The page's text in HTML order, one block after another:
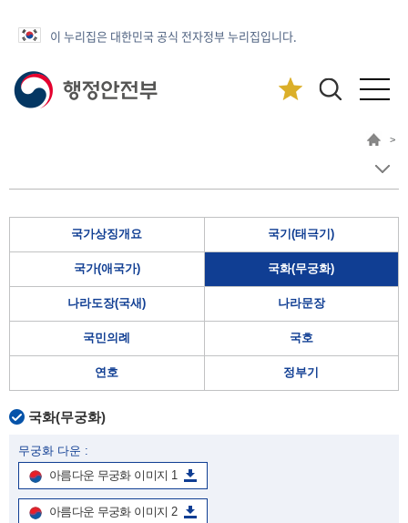
이 누리집은 대한민국 공식 전자정부 누리집입니다.
>
국가상징개요 국기(태극기)
국가(애국가) 국화(무궁화)
나라도장(국새) 나라문장
국민의례 국호
연호 정부기
국화(무궁화)
무궁화 다운 :
아름다운 무궁화 이미지 1
아름다운 무궁화 이미지 2